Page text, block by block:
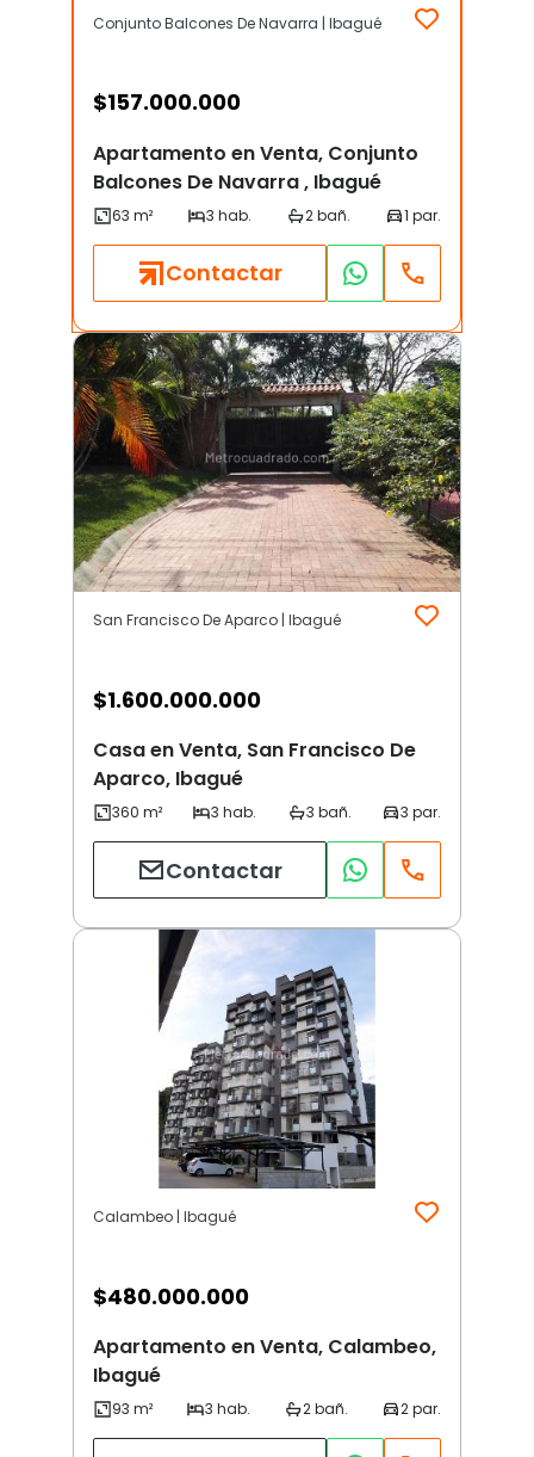
Conjunto Balcones De Navarra | Ibagué
$157.000.000
Apartamento en Venta, Conjunto
Balcones De Navarra , Ibagué
Contactar
San Francisco De Aparco | Ibagué
$1.600.000.000
Casa en Venta, San Francisco De
Aparco, Ibagué
Contactar
Calambeo | Ibagué
$480.000.000
Apartamento en Venta, Calambeo,
Ibagué